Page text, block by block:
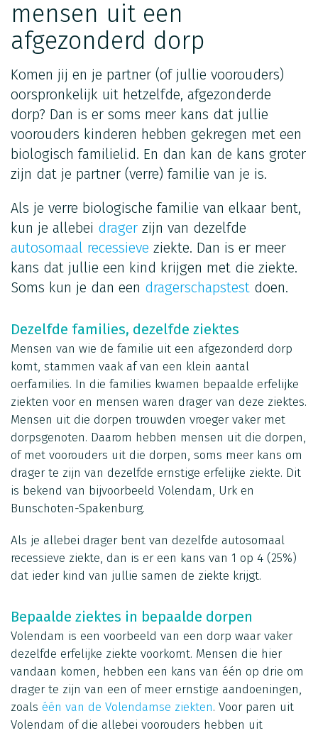
mensen uit een
afgezonderd dorp
Komen jij en je partner (of jullie voorouders)
oorspronkelijk uit hetzelfde, afgezonderde
dorp? Dan is er soms meer kans dat jullie
voorouders kinderen hebben gekregen met een
biologisch familielid. En dan kan de kans groter
zijn dat je partner (verre) familie van je is.
Als je verre biologische familie van elkaar bent,
kun je allebei drager zijn van dezelfde
autosomaal recessieve ziekte. Dan is er meer
kans dat jullie een kind krijgen met die ziekte.
Soms kun je dan een dragerschapstest doen.
Dezelfde families, dezelfde ziektes
Mensen van wie de familie uit een afgezonderd dorp
komt, stammen vaak af van een klein aantal
oerfamilies. In die families kwamen bepaalde erfelijke
ziekten voor en mensen waren drager van deze ziektes.
Mensen uit die dorpen trouwden vroeger vaker met
dorpsgenoten. Daarom hebben mensen uit die dorpen,
of met voorouders uit die dorpen, soms meer kans om
drager te zijn van dezelfde ernstige erfelijke ziekte. Dit
is bekend van bijvoorbeeld Volendam, Urk en
Bunschoten-Spakenburg.
Als je allebei drager bent van dezelfde autosomaal
recessieve ziekte, dan is er een kans van 1 op 4 (25%)
dat ieder kind van jullie samen de ziekte krijgt.
Bepaalde ziektes in bepaalde dorpen
Volendam is een voorbeeld van een dorp waar vaker
dezelfde erfelijke ziekte voorkomt. Mensen die hier
vandaan komen, hebben een kans van één op drie om
drager te zijn van een of meer ernstige aandoeningen,
zoals één van de Volendamse ziekten. Voor paren uit
Volendam of die allebei voorouders hebben uit